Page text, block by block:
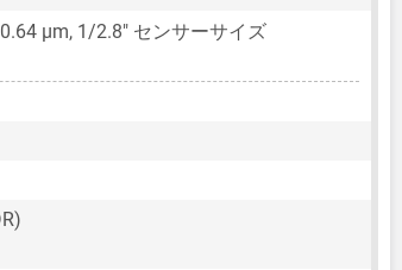
0.64 μm, 1/2.8" センサーサイズ